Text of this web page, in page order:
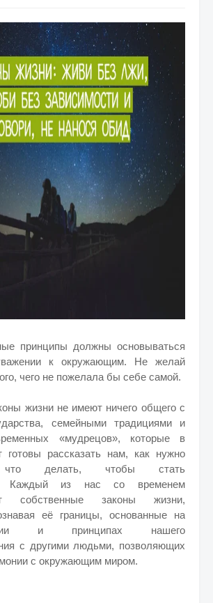
принципы должны основываться
к окружающим. Не желай
чего не пожелала бы себе самой.
жизни не имеют ничего общего с
семейными традициями и
«мудрецов», которые в
готовы рассказать нам, как нужно
делать, чтобы стать
Каждый из нас со временем
собственные законы жизни,
её границы, основанные на
и принципах нашего
с другими людьми, позволяющих
с окружающим миром.